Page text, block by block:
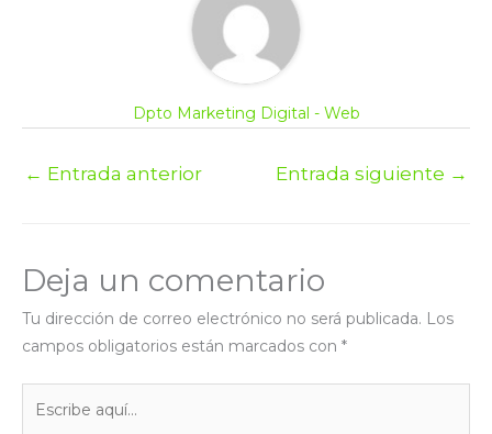
Dpto Marketing Digital - Web
← Entrada anterior Entrada siguiente →
Deja un comentario
Tu dirección de correo electrónico no será publicada. Los
campos obligatorios están marcados con *